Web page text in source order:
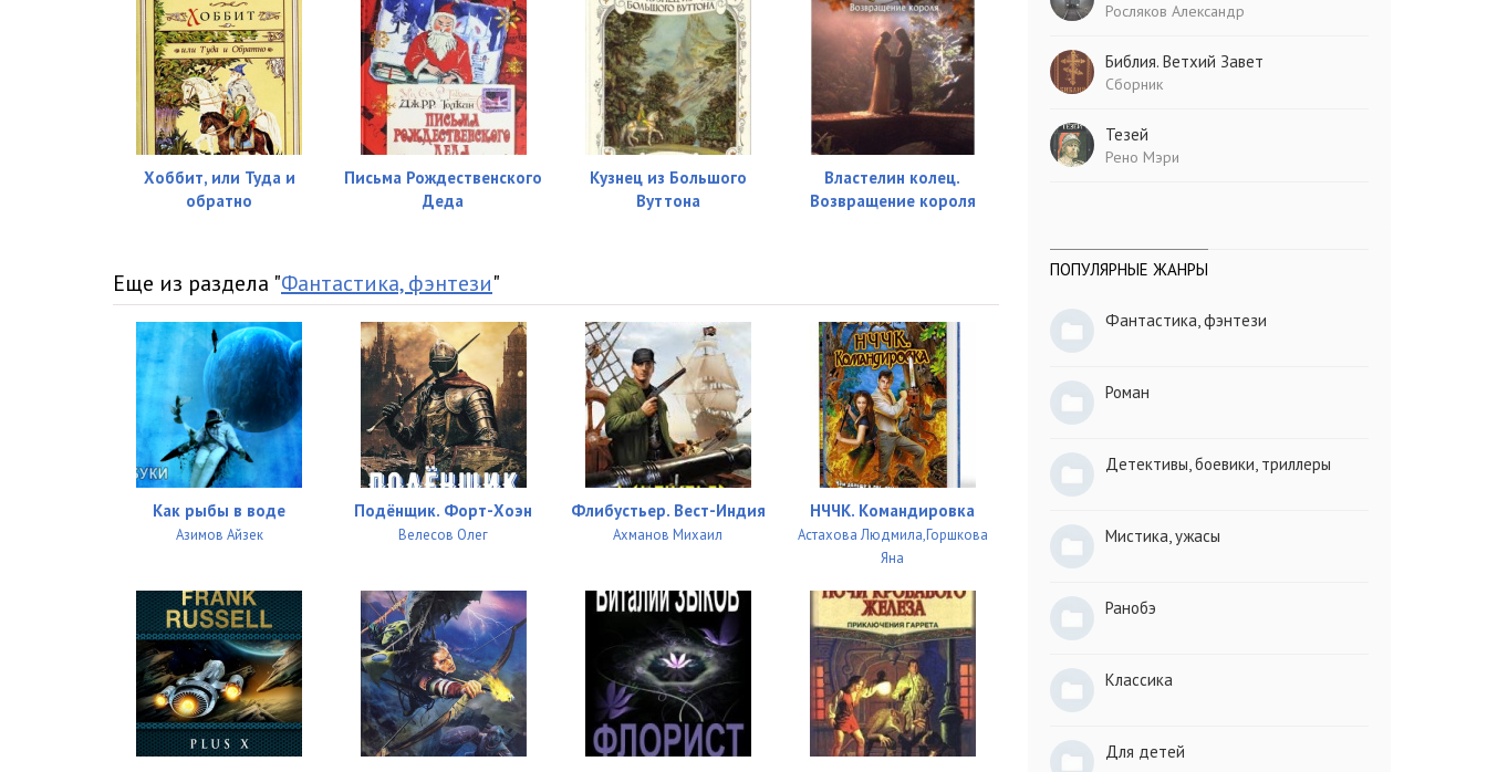
tvk_ch2_kn4_g10 38:00
Хоббит, или Туда и
обратно
Письма Рождественского
Деда
Кузнец из Большого
Вуттона
Властелин колец.
Возвращение короля
Еще из раздела "Фантастика, фэнтези"
Как рыбы в воде
Азимов Айзек
Подёнщик. Форт-Хоэн
Велесов Олег
Флибустьер. Вест-Индия
Ахманов Михаил
НЧЧК. Командировка
Астахова Людмила,Горшкова
Яна
Росляков Александр
Библия. Ветхий Завет
Сборник
Тезей
Рено Мэри
ПОПУЛЯРНЫЕ ЖАНРЫ
Фантастика, фэнтези
Роман
Детективы, боевики, триллеры
Мистика, ужасы
Ранобэ
Классика
Для детей